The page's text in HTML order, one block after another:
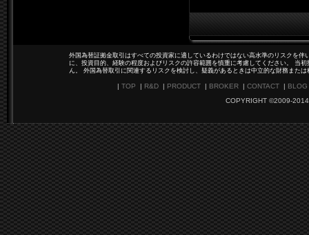
外国為替証拠金取引はすべての投資家に適しているわけではない高水準のリスクを
に、投資目的、経験の程度およびリスクの許容範囲を慎重に考慮してください。 当
ん。 外国為替取引に関連するリスクを検討し、疑義があるときは中立的な財務また
| TOP | R&D| PRODUCT| BROKER| CONTACT| BLOG
COPYRIGHT ©2009-